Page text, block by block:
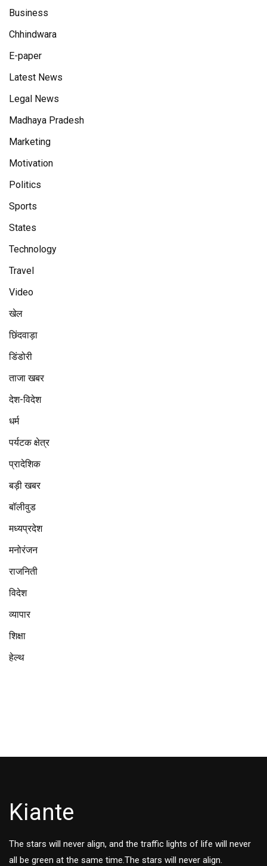
Business
Chhindwara
E-paper
Latest News
Legal News
Madhaya Pradesh
Marketing
Motivation
Politics
Sports
States
Technology
Travel
Video
खेल
छिंदवाड़ा
डिंडोरी
ताजा खबर
देश-विदेश
धर्म
पर्यटक क्षेत्र
प्रादेशिक
बड़ी खबर
बॉलीवुड
मध्यप्रदेश
मनोरंजन
राजनिती
विदेश
व्यापार
शिक्षा
हेल्थ
Kiante
The stars will never align, and the traffic lights of life will never
all be green at the same time.The stars will never align.